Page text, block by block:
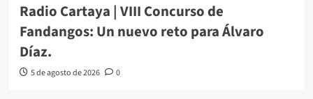
Radio Cartaya | VIII Concurso de
Fandangos: Un nuevo reto para Álvaro
Díaz.
5 de agosto de 2026 0